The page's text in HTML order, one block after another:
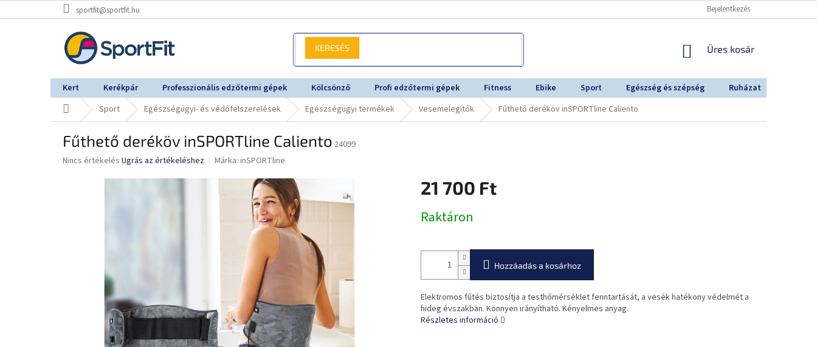
a
sportfit@sportfit.hu Bejelentkezés
KOSÁR
Üres kosár
Kert Kerékpár Professzionális edzőtermi gépek Kölcsönző Profi edzőtermi gépek Fitness Ebike Sport Egészség és szépség Ruházat
KezdőlapSport Egészségügyi- és védőfelszerelések Egészségügyi termékek Vesemelegítők Fűthető deréköv inSPORTline Caliento
Fűthető deréköv inSPORTline Caliento 24099
A
Nincs értékelés Ugrás az értékeléshez Márka: inSPORTline
21 700 Ft
Raktáron
Hozzáadás a kosárhoz
Elektromos fűtés biztosítja a testhőmérséklet fenntartását, a vesék hatékony védelmét a
hideg évszakban. Könnyen irányítható. Kényelmes anyag.
Részletes információ